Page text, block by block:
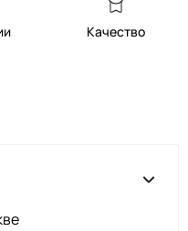
Качество